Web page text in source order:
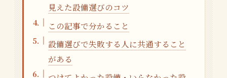
見えた設備選びのコツ
この記事で分かること
設備選びで失敗する人に共通すること
がある